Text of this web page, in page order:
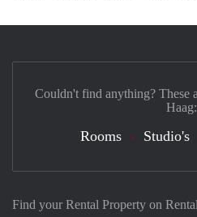
Find your Rental Property on
Couldn't find anything? These
Haag:
Rooms Studio's